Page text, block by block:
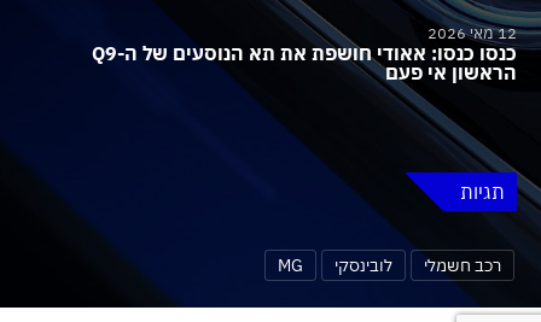
12 מאי 2026
כנסו כנסו: אאודי חושפת את תא הנוסעים של ה-Q9
הראשון אי פעם
תגיות
רכב חשמלי לובינסקי MG